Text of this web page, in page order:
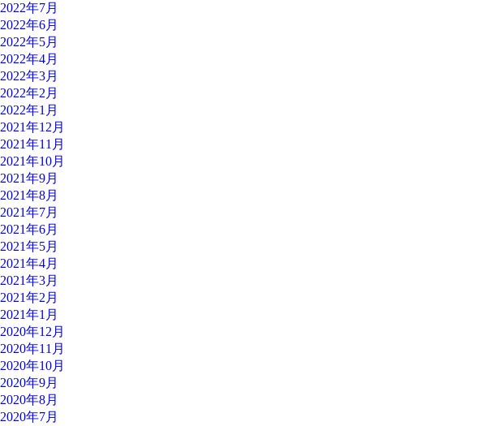
2022年7月
2022年6月
2022年5月
2022年4月
2022年3月
2022年2月
2022年1月
2021年12月
2021年11月
2021年10月
2021年9月
2021年8月
2021年7月
2021年6月
2021年5月
2021年4月
2021年3月
2021年2月
2021年1月
2020年12月
2020年11月
2020年10月
2020年9月
2020年8月
2020年7月